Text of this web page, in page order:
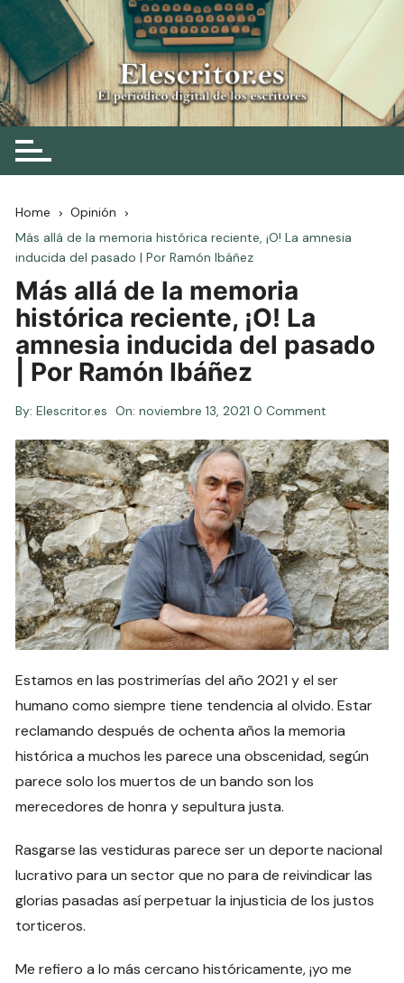
Skip
to
content
Elescritor.es
El periódico digital de los escritores
Home
Opinión
Más allá de la memoria histórica reciente, ¡O! La amnesia
inducida del pasado | Por Ramón Ibáñez
Más allá de la memoria
histórica reciente, ¡O! La
amnesia inducida del pasado
| Por Ramón Ibáñez
By: Elescritor.es On:noviembre 13, 2021 0 Comment
Estamos en las postrimerías del año 2021 y el ser
humano como siempre tiene tendencia al olvido. Estar
reclamando después de ochenta años la memoria
histórica a muchos les parece una obscenidad, según
parece solo los muertos de un bando son los
merecedores de honra y sepultura justa.
Rasgarse las vestiduras parece ser un deporte nacional
lucrativo para un sector que no para de reivindicar las
glorias pasadas así perpetuar la injusticia de los justos
torticeros.
Me refiero a lo más cercano históricamente, ¡yo me